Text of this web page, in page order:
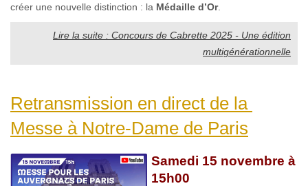
créer une nouvelle distinction : la Médaille d’Or.
Lire la suite : Concours de Cabrette 2025 - Une édition
multigénérationnelle
Retransmission en direct de la
Messe à Notre-Dame de Paris
Samedi 15 novembre à
15h00